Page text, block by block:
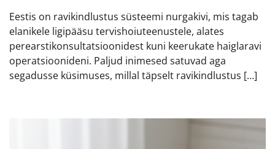
Eestis on ravikindlustus süsteemi nurgakivi, mis tagab
elanikele ligipääsu tervishoiuteenustele, alates
perearstikonsultatsioonidest kuni keerukate haiglaravi
operatsioonideni. Paljud inimesed satuvad aga
segadusse küsimuses, millal täpselt ravikindlustus […]